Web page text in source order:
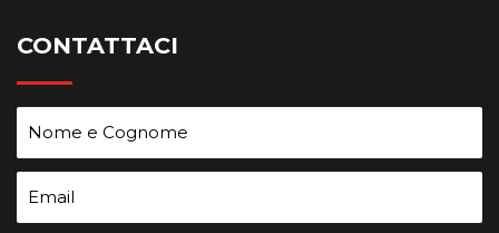
CONTATTACI